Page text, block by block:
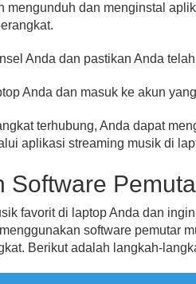
mengunduh dan menginstal
Anda dan pastikan Anda
Anda dan masuk ke akun
terhubung, Anda dapat
aplikasi streaming musik di
Software
favorit di laptop Anda dan
software pemutar
Berikut adalah langkah-